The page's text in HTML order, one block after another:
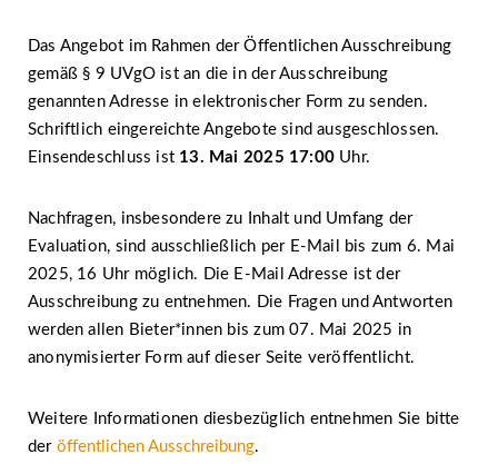
Das Angebot im Rahmen der Öffentlichen Ausschreibung
gemäß § 9 UVgO ist an die in der Ausschreibung
genannten Adresse in elektronischer Form zu senden.
Schriftlich eingereichte Angebote sind ausgeschlossen.
Einsendeschluss ist 13. Mai 2025 17:00Uhr.
Nachfragen, insbesondere zu Inhalt und Umfang der
Evaluation, sind ausschließlich per E-Mail bis zum 6. Mai
2025, 16 Uhr möglich. Die E-Mail Adresse ist der
Ausschreibung zu entnehmen. Die Fragen und Antworten
werden allen Bieter*innen bis zum 07. Mai 2025 in
anonymisierter Form auf dieser Seite veröffentlicht.
Weitere Informationen diesbezüglich entnehmen Sie bitte
der öffentlichen Ausschreibung.